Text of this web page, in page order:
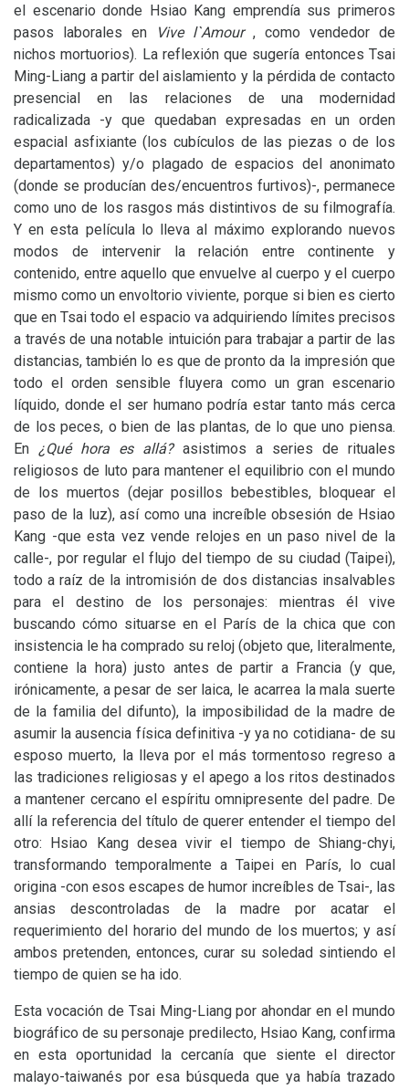
el escenario donde Hsiao Kang emprendía sus primeros
pasos laborales en
Vive l`Amour , como vendedor de
nichos mortuorios). La reflexión que sugería entonces Tsai
Ming-Liang a partir del aislamiento y la pérdida de contacto
presencial en las relaciones de una modernidad
radicalizada -y que quedaban expresadas en un orden
espacial asfixiante (los cubículos de las piezas o de los
departamentos) y/o plagado de espacios del anonimato
(donde se producían des/encuentros furtivos)-, permanece
como uno de los rasgos más distintivos de su filmografía.
Y en esta película lo lleva al máximo explorando nuevos
modos de intervenir la relación entre continente y
contenido, entre aquello que envuelve al cuerpo y el cuerpo
mismo como un envoltorio viviente, porque si bien es cierto
que en Tsai todo el espacio va adquiriendo límites precisos
a través de una notable intuición para trabajar a partir de las
distancias, también lo es que de pronto da la impresión que
todo el orden sensible fluyera como un gran escenario
líquido, donde el ser humano podría estar tanto más cerca
de los peces, o bien de las plantas, de lo que uno piensa.
En ¿Qué hora es allá? asistimos a series de rituales
religiosos de luto para mantener el equilibrio con el mundo
de los muertos (dejar posillos bebestibles, bloquear el
paso de la luz), así como una increíble obsesión de Hsiao
Kang -que esta vez vende relojes en un paso nivel de la
calle-, por regular el flujo del tiempo de su ciudad (Taipei),
todo a raíz de la intromisión de dos distancias insalvables
para el destino de los personajes: mientras él vive
buscando cómo situarse en el París de la chica que con
insistencia le ha comprado su reloj (objeto que, literalmente,
contiene la hora) justo antes de partir a Francia (y que,
irónicamente, a pesar de ser laica, le acarrea la mala suerte
de la familia del difunto), la imposibilidad de la madre de
asumir la ausencia física definitiva -y ya no cotidiana- de su
esposo muerto, la lleva por el más tormentoso regreso a
las tradiciones religiosas y el apego a los ritos destinados
a mantener cercano el espíritu omnipresente del padre. De
allí la referencia del título de querer entender el tiempo del
otro: Hsiao Kang desea vivir el tiempo de Shiang-chyi,
transformando temporalmente a Taipei en París, lo cual
origina -con esos escapes de humor increíbles de Tsai-, las
ansias descontroladas de la madre por acatar el
requerimiento del horario del mundo de los muertos; y así
ambos pretenden, entonces, curar su soledad sintiendo el
tiempo de quien se ha ido.
Esta vocación de Tsai Ming-Liang por ahondar en el mundo
biográfico de su personaje predilecto, Hsiao Kang, confirma
en esta oportunidad la cercanía que siente el director
malayo-taiwanés por esa búsqueda que ya había trazado